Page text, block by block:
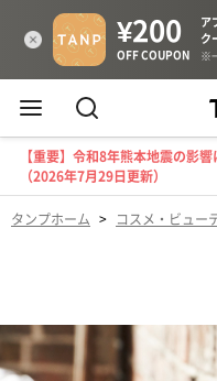
【重要】令和8年熊本地震の影
（2026年7月29日更新）
タンプホーム > コスメ・ビュー